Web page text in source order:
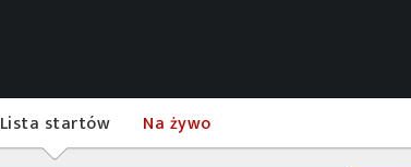
Lista startów Na żywo